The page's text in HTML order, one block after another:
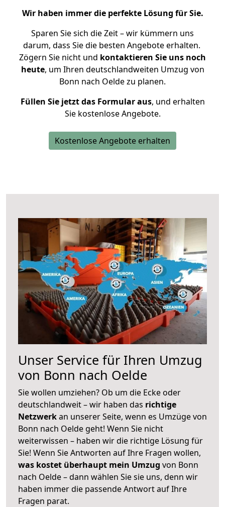
Wir haben immer die perfekte Lösung für Sie.
Sparen Sie sich die Zeit – wir kümmern uns
darum, dass Sie die besten Angebote erhalten.
Zögern Sie nicht und kontaktieren Sie uns noch
heute, um Ihren deutschlandweiten Umzug von
Bonn nach Oelde zu planen.
Füllen Sie jetzt das Formular aus, und erhalten
Sie kostenlose Angebote.
Kostenlose Angebote erhalten
Unser Service für Ihren Umzug
von Bonn nach Oelde
Sie wollen umziehen? Ob um die Ecke oder
deutschlandweit – wir haben das richtige
Netzwerkan unserer Seite, wenn es Umzüge von
Bonn nach Oelde geht! Wenn Sie nicht
weiterwissen – haben wir die richtige Lösung für
Sie! Wenn Sie Antworten auf Ihre Fragen wollen,
was kostet überhaupt mein Umzug von Bonn
nach Oelde – dann wählen Sie sie uns, denn wir
haben immer die passende Antwort auf Ihre
Fragen parat.